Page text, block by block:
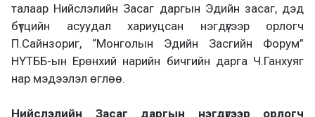
талаар Нийслэлийн Засаг даргын Эдийн засаг, дэд
бүтцийн асуудал хариуцсан нэгдүгээр орлогч
П.Сайнзориг, “Монголын Эдийн Засгийн Форум”
НҮТББ-ын Ерөнхий нарийн бичгийн дарга Ч.Ганхуяг
нар мэдээлэл өглөө.
Нийслэлийн Засаг даргын нэгдүгээр орлогч